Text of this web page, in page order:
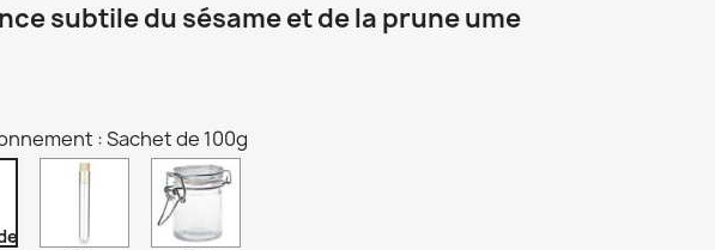
subtile du sésame et de la prune ume
: Sachet de 100g